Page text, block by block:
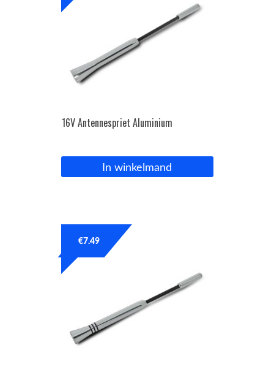
16V Antennespriet Aluminium
In winkelmand
€7.49